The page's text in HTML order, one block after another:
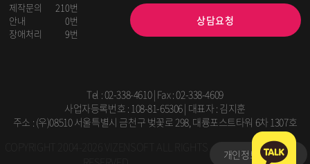
제작문의
210번
안내
0번
장애처리
9번
상담요청
Tel :02-338-4610| Fax : 02-338-4609
사업자등록번호 : 108-81-65306 | 대표자 : 김지훈
주소 : (우)08510 서울특별시 금천구 벚꽃로 298, 대륭포스트타워 6차 1307호
개인정보처리방침